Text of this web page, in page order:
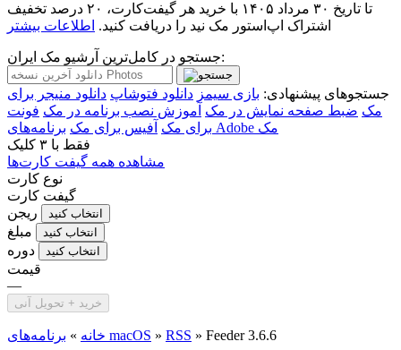
تا تاریخ ۳۰ مرداد ۱۴۰۵ با خرید هر گیفت‌کارت، ۲۰ درصد تخفیف
اشتراک اپ‌استور مک نید را دریافت کنید. اطلاعات بیشتر
جستجو در کامل‌ترین آرشیو مک ایران:
جستجوهای پیشنهادی: بازی سیمز دانلود فتوشاپ دانلود منیجر برای
مک ضبط صفحه نمایش در مک آموزش نصب برنامه در مک فونت
برای مک آفیس برای مک
برنامه‌های Adobe مک
فقط با ۳ کلیک
مشاهده همه گیفت کارت‌ها
نوع کارت
گیفت کارت
ریجن
انتخاب کنید
مبلغ انتخاب کنید
دوره انتخاب کنید
قیمت
—
خرید + تحویل آنی
خانه » برنامه‌های macOS » RSS » Feeder 3.6.6